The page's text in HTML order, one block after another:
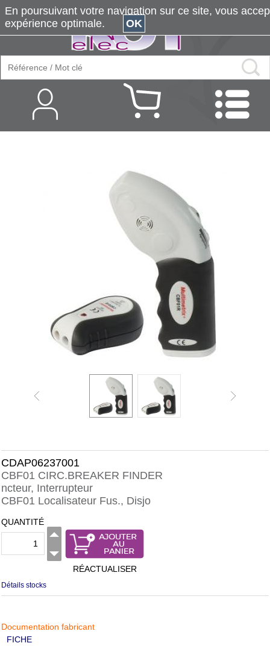
CDAP06237001
CBF01 CIRC.BREAKER FINDER
ncteur, Interrupteur
CBF01 Localisateur Fus., Disjo
QUANTITÉ
RÉACTUALISER
Détails stocks
Documentation fabricant
FICHE
En poursuivant votre navigation sur ce site, vous
expérience optimale.
OK